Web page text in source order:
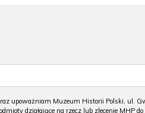
upoważniam Muzeum Historii Polski, ul.
działające na rzecz lub zlecenie MHP